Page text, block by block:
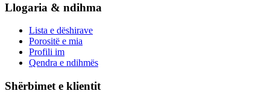
Llogaria & ndihma
Lista e dëshirave
Porositë e mia
Profili im
Qendra e ndihmës
Shërbimet e klientit